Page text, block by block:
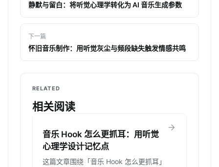
静默与留白：将听觉心理学转化为 AI 音乐生成参数
下一篇
怀旧音乐制作：用听觉灰尘与频段缺失触发情感共鸣
RELATED
相关阅读
音乐 Hook 怎么更抓耳：用听觉
心理学设计记忆点
这篇文章围绕「音乐 Hook 怎么更抓耳」
arrow_forward